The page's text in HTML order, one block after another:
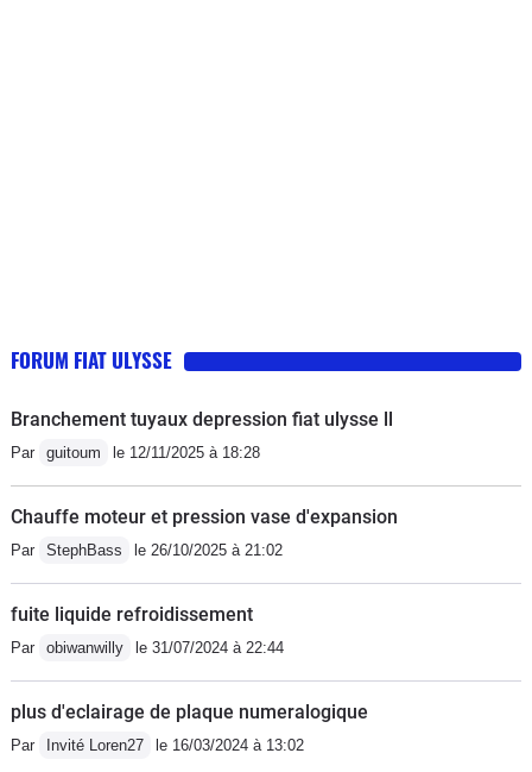
FORUM FIAT ULYSSE
Branchement tuyaux depression fiat ulysse ll
Par guitoum le 12/11/2025 à 18:28
Chauffe moteur et pression vase d'expansion
Par StephBass le 26/10/2025 à 21:02
fuite liquide refroidissement
Par obiwanwilly le 31/07/2024 à 22:44
plus d'eclairage de plaque numeralogique
Par Invité Loren27 le 16/03/2024 à 13:02